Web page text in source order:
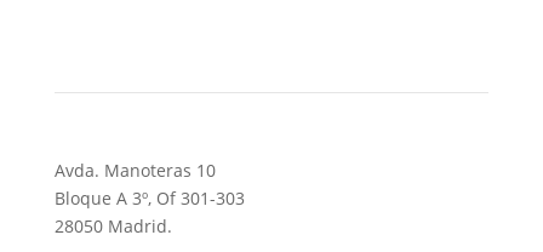
Avda. Manoteras 10
Bloque A 3º, Of 301-303
28050 Madrid.